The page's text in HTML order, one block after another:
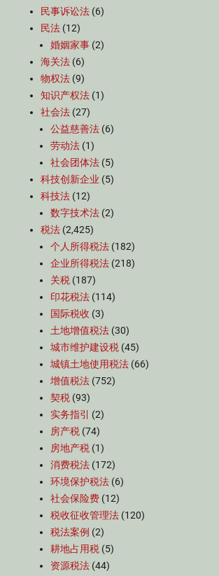
民事诉讼法 (6)
民法 (12)
婚姻家事 (2)
海关法 (6)
物权法 (9)
知识产权法 (1)
社会法 (27)
公益慈善法 (6)
劳动法 (1)
社会团体法 (5)
科技创新企业 (5)
科技法 (12)
数字技术法 (2)
税法 (2,425)
个人所得税法 (182)
企业所得税法 (218)
关税 (187)
印花税法 (114)
国际税收 (3)
土地增值税法 (30)
城市维护建设税 (45)
城镇土地使用税法 (66)
增值税法 (752)
契税 (93)
实务指引
(2)
房产税 (74)
房地产税 (1)
消费税法 (172)
环境保护税法 (6)
社会保险费 (12)
税收征收管理法 (120)
税法案例 (2)
耕地占用税 (5)
资源税法 (44)